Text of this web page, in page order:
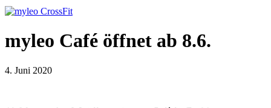
myleo Café öffnet ab 8.6.
4. Juni 2020